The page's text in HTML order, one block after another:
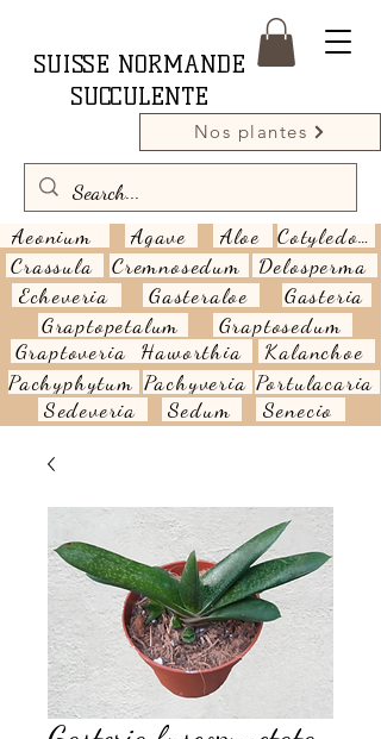
SUISSE NORMANDE
SUCCULENTE
Nos plantes
Aeonium Agave Aloe
Cotyledon
Crassula
Cremnosedum
Delosperma
Echeveria
Gasteraloe
Gasteria
Graptopetalum
Graptosedum
Graptoveria Haworthia
Kalanchoe
Pachyphytum Pachyveria
Sedeveria
Sedum
Portulacaria
Senecio